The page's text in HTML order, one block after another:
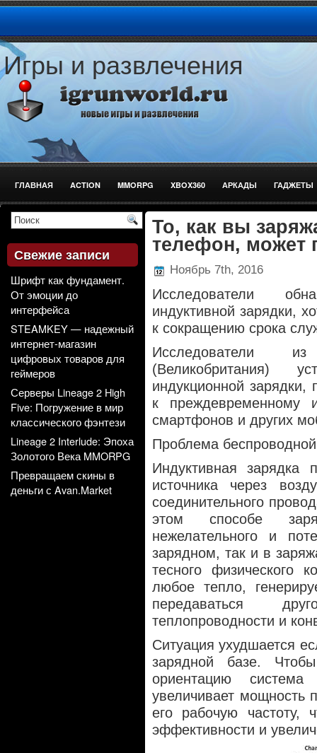
Игры и развлечения
ГЛАВНАЯ ACTION MMORPG XBOX360 АРКАДЫ ГАДЖЕТЫ
СТРЕЛЯЛКИ
Свежие записи
Шрифт как фундамент.
От эмоции до
интерфейса
STEAMKEY — надежный
интернет-магазин
цифровых товаров для
геймеров
Серверы Lineage 2 High
Five: Погружение в мир
классического фэнтези
Lineage 2 Interlude: Эпоха
Золотого Века MMORPG
Превращаем скины в
деньги с Avan.Market
То, как вы
телефон, может
Ноябрь 7th, 2016
Исследователи
индуктивной зарядки,
к сокращению срока
Исследователи из
(Великобритания)
индукционной зарядки,
к преждевременному
смартфонов и других
Проблема
Индуктивная зарядка
источника через
соединительного
этом способе
нежелательного и
зарядном, так и в
тесного физического
любое тепло,
передаваться
теплопроводности и
Ситуация ухудшается
зарядной базе.
ориентацию
увеличивает мощность
его рабочую частоту,
эффективности и